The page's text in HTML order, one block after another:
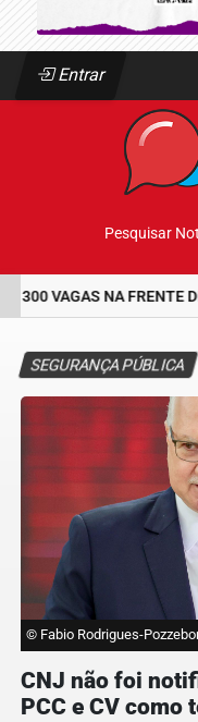
Entrar
Pesquisar
300 VAGAS NA FRENTE
SEGURANÇA PÚBLICA
© Fabio Rodrigues-
CNJ não foi
PCC e CV como